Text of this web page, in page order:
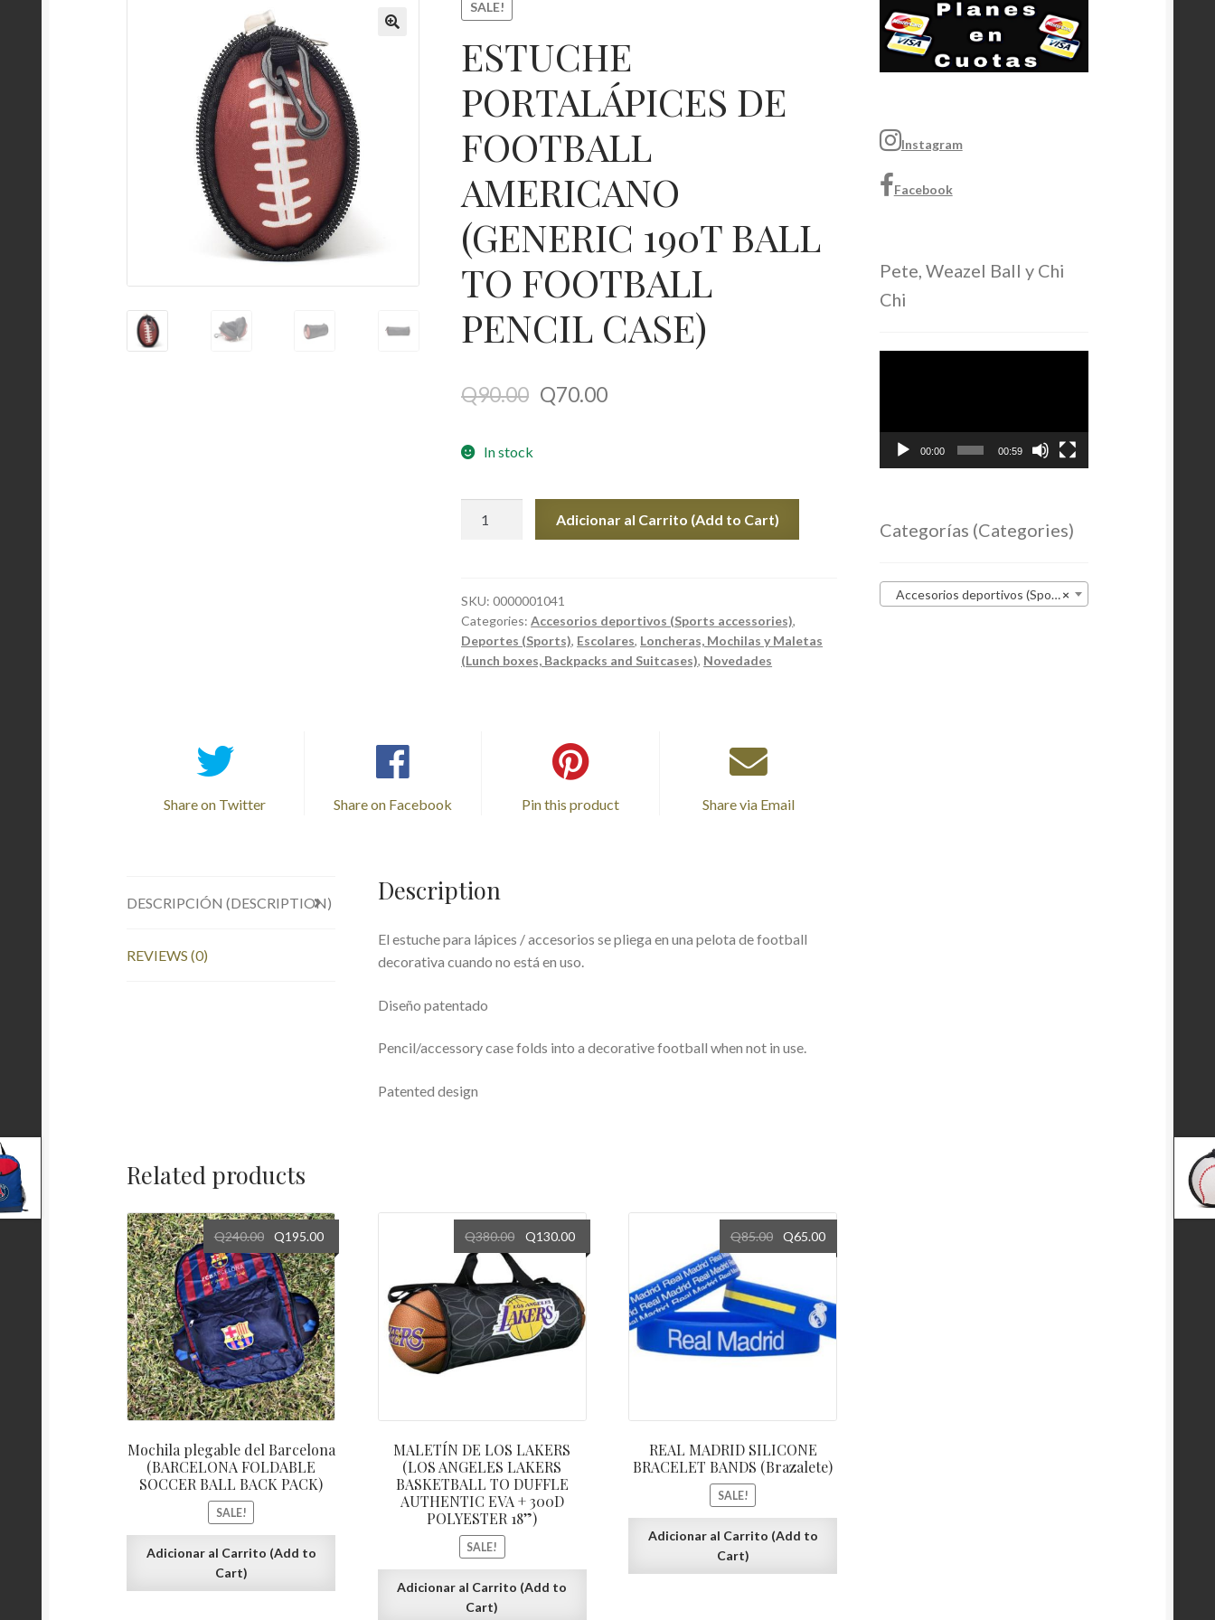
Política de PrivacidadQuienes somos? Register (Registrarse) Shop Términos y condiciones
SALE!
ESTUCHE
PORTALÁPICES DE
FOOTBALL
AMERICANO
(GENERIC 190T BALL
TO FOOTBALL
PENCIL CASE)
Q90.00 Q70.00
In stock
AMERICANO
(GENERIC
190T
BALL
Adicionar al Carrito (Add to Cart)
SKU:0000001041
Categories:Accesorios deportivos (Sports accessories),
Deportes (Sports), Escolares, Loncheras, Mochilas y Maletas
(Lunch boxes, Backpacks and Suitcases), Novedades
Share on Twitter Share on Facebook Pin this product Share via Email
DESCRIPCIÓN (DESCRIPTION)
REVIEWS (0)
Description
El estuche para lápices / accesorios se pliega en una pelota de football
decorativa cuando no está en uso.
Diseño patentado
Pencil/accessory case folds into a decorative football when not in use.
Patented design
Related products
Mochila plegable del Barcelona
(BARCELONA FOLDABLE
SOCCER BALL BACK PACK)
SALE!
Q240.00 Q195.00
Adicionar al Carrito (Add to
Cart)
MALETÍN DE LOS LAKERS
(LOS ANGELES LAKERS
BASKETBALL TO DUFFLE
AUTHENTIC EVA + 300D
POLYESTER 18”)
SALE!
Q380.00 Q130.00
Adicionar al Carrito (Add to
Cart)
REAL MADRID SILICONE
BRACELET BANDS (Brazalete)
SALE!
Q85.00 Q65.00
Adicionar al Carrito (Add to
Cart)
Instagram
Facebook
Pete, Weazel Ball y Chi
Chi
00:00 00:59
Categorías (Categories)
×
Accesorios deportivos (Sports accessories)